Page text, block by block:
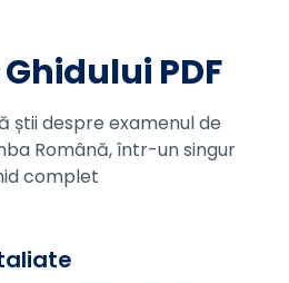
PDF
știi despre examenul de
Română, într-un singur
complet